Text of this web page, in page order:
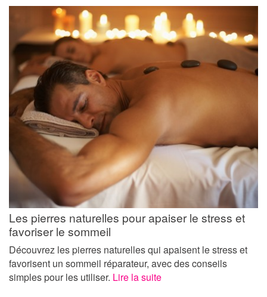
Les pierres naturelles pour apaiser le stress et
favoriser le sommeil
Découvrez les pierres naturelles qui apaisent le stress et
favorisent un sommeil réparateur, avec des conseils
simples pour les utiliser. Lire la suite